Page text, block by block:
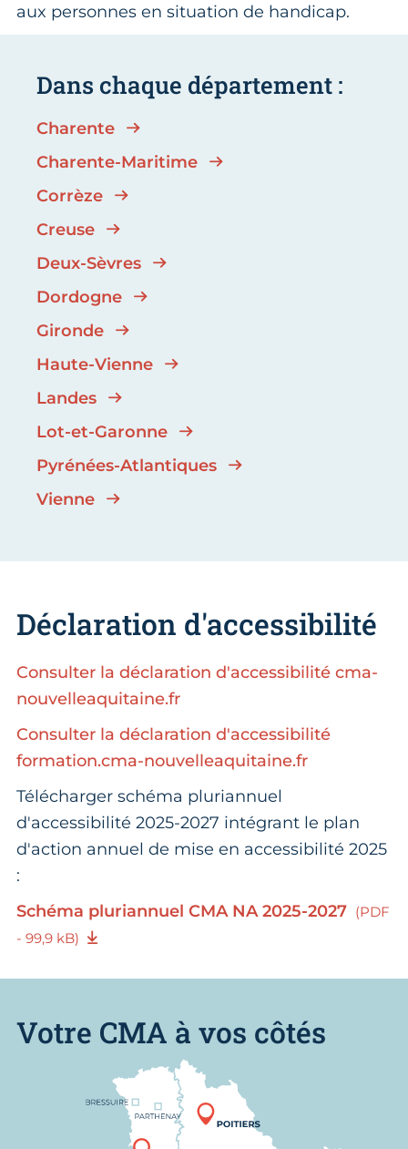
aux personnes en situation de handicap.
Dans chaque département :
Charente
Charente-Maritime
Corrèze
Creuse
Deux-Sèvres
Dordogne
Gironde
Haute-Vienne
Landes
Lot-et-Garonne
Pyrénées-Atlantiques
Vienne
Déclaration d'accessibilité
Consulter la déclaration d'accessibilité cma-
nouvelleaquitaine.fr
Consulter la déclaration d'accessibilité
formation.cma-nouvelleaquitaine.fr
Télécharger schéma pluriannuel
d'accessibilité 2025-2027 intégrant le plan
d'action annuel de mise en accessibilité 2025
:
Schéma pluriannuel CMA NA 2025-2027 (PDF
- 99,9 kB)
Votre CMA à vos côtés